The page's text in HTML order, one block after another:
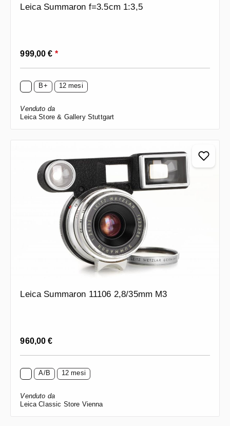
Leica Summaron f=3.5cm 1:3,5
Prezzo normale:
999,00 € *
B+ 12 mesi
Venduto da
Leica Store & Gallery Stuttgart
Leica Summaron 11106 2,8/35mm M3
Prezzo normale:
960,00 €
A/B 12 mesi
Venduto da
Leica Classic Store Vienna